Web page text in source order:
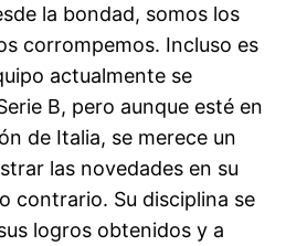
la bondad, somos los
corrompemos. Incluso es
actualmente se
B, pero aunque esté en
de Italia, se merece un
las novedades en su
contrario. Su disciplina se
logros obtenidos y a